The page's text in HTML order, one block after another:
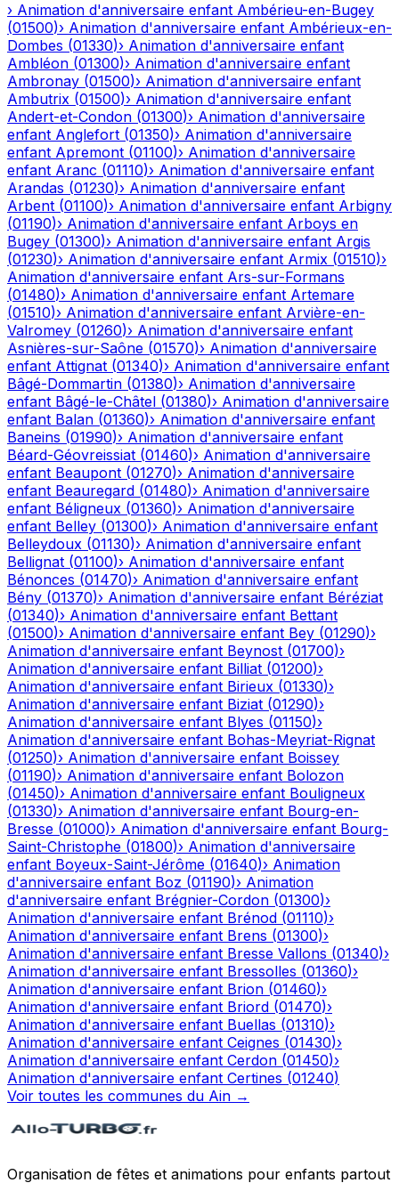
› Animation d'anniversaire enfant Ambérieu-en-Bugey
(01500)› Animation d'anniversaire enfant Ambérieux-en-
Dombes (01330)› Animation d'anniversaire enfant
Ambléon (01300)› Animation d'anniversaire enfant
Ambronay (01500)› Animation d'anniversaire enfant
Ambutrix (01500)› Animation d'anniversaire enfant
Andert-et-Condon (01300)› Animation d'anniversaire
enfant Anglefort (01350)› Animation d'anniversaire
enfant Apremont (01100)› Animation d'anniversaire
enfant Aranc (01110)› Animation d'anniversaire enfant
Arandas (01230)› Animation d'anniversaire enfant
Arbent (01100)› Animation d'anniversaire enfant Arbigny
(01190)› Animation d'anniversaire enfant Arboys en
Bugey (01300)› Animation d'anniversaire enfant Argis
(01230)› Animation d'anniversaire enfant Armix (01510)›
Animation d'anniversaire enfant Ars-sur-Formans
(01480)› Animation d'anniversaire enfant Artemare
(01510)› Animation d'anniversaire enfant Arvière-en-
Valromey (01260)› Animation d'anniversaire enfant
Asnières-sur-Saône (01570)› Animation d'anniversaire
enfant Attignat (01340)› Animation d'anniversaire enfant
Bâgé-Dommartin (01380)› Animation d'anniversaire
enfant Bâgé-le-Châtel (01380)› Animation d'anniversaire
enfant Balan (01360)› Animation d'anniversaire enfant
Baneins (01990)› Animation d'anniversaire enfant
Béard-Géovreissiat (01460)› Animation d'anniversaire
enfant Beaupont (01270)› Animation d'anniversaire
enfant Beauregard (01480)› Animation d'anniversaire
enfant Béligneux (01360)› Animation d'anniversaire
enfant Belley (01300)› Animation d'anniversaire enfant
Belleydoux (01130)› Animation d'anniversaire enfant
Bellignat (01100)› Animation d'anniversaire enfant
Bénonces (01470)› Animation d'anniversaire enfant
Bény (01370)› Animation d'anniversaire enfant Béréziat
(01340)› Animation d'anniversaire enfant Bettant
(01500)› Animation d'anniversaire enfant Bey (01290)›
Animation d'anniversaire enfant Beynost (01700)›
Animation d'anniversaire enfant Billiat (01200)›
Animation d'anniversaire enfant Birieux (01330)›
Animation d'anniversaire enfant Biziat (01290)›
Animation d'anniversaire enfant Blyes (01150)›
Animation d'anniversaire enfant Bohas-Meyriat-Rignat
(01250)› Animation d'anniversaire enfant Boissey
(01190)› Animation d'anniversaire enfant Bolozon
(01450)› Animation d'anniversaire enfant Bouligneux
(01330)› Animation d'anniversaire enfant Bourg-en-
Bresse (01000)› Animation d'anniversaire enfant Bourg-
Saint-Christophe (01800)› Animation d'anniversaire
enfant Boyeux-Saint-Jérôme (01640)› Animation
d'anniversaire enfant Boz (01190)› Animation
d'anniversaire enfant Brégnier-Cordon (01300)›
Animation d'anniversaire enfant Brénod (01110)›
Animation d'anniversaire enfant Brens (01300)›
Animation d'anniversaire enfant Bresse Vallons (01340)›
Animation d'anniversaire enfant Bressolles (01360)›
Animation d'anniversaire enfant Brion (01460)›
Animation d'anniversaire enfant Briord (01470)›
Animation d'anniversaire enfant Buellas (01310)›
Animation d'anniversaire enfant Ceignes (01430)›
Animation d'anniversaire enfant Cerdon (01450)›
Animation d'anniversaire enfant Certines (01240)
Voir toutes les communes du Ain →
Organisation de fêtes et animations pour enfants partout